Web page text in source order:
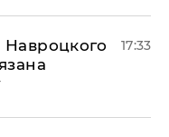
Навроцкого
17:33